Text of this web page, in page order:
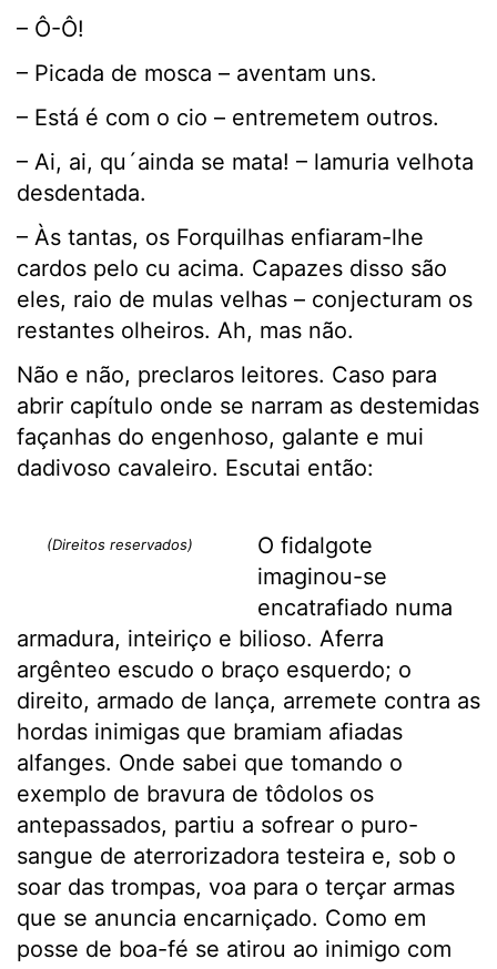
– Ô-Ô!
– Picada de mosca – aventam uns.
– Está é com o cio – entremetem outros.
– Ai, ai, qu´ainda se mata! – lamuria velhota
desdentada.
– Às tantas, os Forquilhas enfiaram-lhe
cardos pelo cu acima. Capazes disso são
eles, raio de mulas velhas – conjecturam os
restantes olheiros. Ah, mas não.
Não e não, preclaros leitores. Caso para
abrir capítulo onde se narram as destemidas
façanhas do engenhoso, galante e mui
dadivoso cavaleiro. Escutai então:
(Direitos reservados)
O fidalgote
imaginou-se
encatrafiado numa
armadura, inteiriço e bilioso. Aferra
argênteo escudo o braço esquerdo; o
direito, armado de lança, arremete contra as
hordas inimigas que bramiam afiadas
alfanges. Onde sabei que tomando o
exemplo de bravura de tôdolos os
antepassados, partiu a sofrear o puro-
sangue de aterrorizadora testeira e, sob o
soar das trompas, voa para o terçar armas
que se anuncia encarniçado. Como em
posse de boa-fé se atirou ao inimigo com